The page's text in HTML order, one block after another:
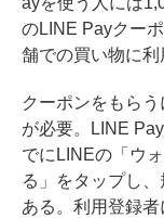
のLINE Payクー
舗での買い物に利
クーポンをもら
が必要。LINE
でにLINEの「ウ
る」をタップし
ある。利用登録